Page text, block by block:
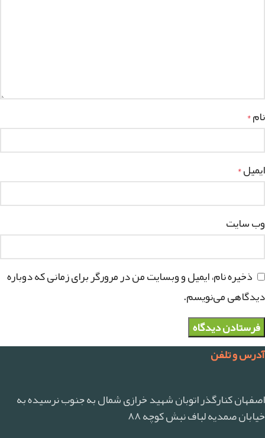
نام*
ایمیل*
وب‌ سایت
ذخیره نام، ایمیل و وبسایت من در مرورگر برای زمانی که دوباره
دیدگاهی می‌نویسم.
آدرس و تلفن
اصفهان کنارگذر اتوبان شهید خرازی شمال به جنوب نرسیده به
خیابان صمدیه لباف نبش کوچه ۸۸